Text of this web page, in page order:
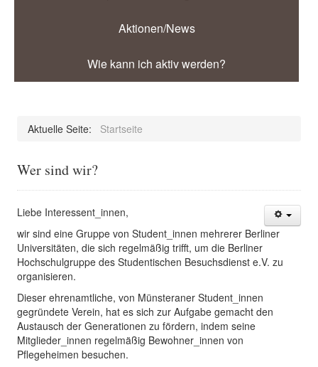
Aktionen/News
Wie kann ich aktiv werden?
Aktuelle Seite: Startseite
Wer sind wir?
Liebe Interessent_innen,
wir sind eine Gruppe von Student_innen mehrerer Berliner
Universitäten, die sich regelmäßig trifft, um die Berliner
Hochschulgruppe des Studentischen Besuchsdienst e.V. zu
organisieren.
Dieser ehrenamtliche, von Münsteraner Student_innen
gegründete Verein, hat es sich zur Aufgabe gemacht den
Austausch der Generationen zu fördern, indem seine
Mitglieder_innen regelmäßig Bewohner_innen von
Pflegeheimen besuchen.